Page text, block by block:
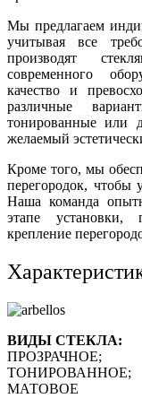
Мы предлагаем
учитывая все
производят
современного
качество и
различные
тонированные или
желаемый
Кроме того, мы
перегородок, чтобы
Наша команда
этапе установки,
крепление
ВИДЫ СТЕКЛА:
ПРОЗРАЧНОЕ;
ТОНИРОВАННОЕ;
МАТОВОЕ